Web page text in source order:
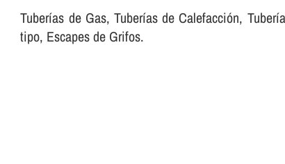
Tuberí­as de Gas, Tuberí­as de Calefacción,
tipo, Escapes de Grifos.